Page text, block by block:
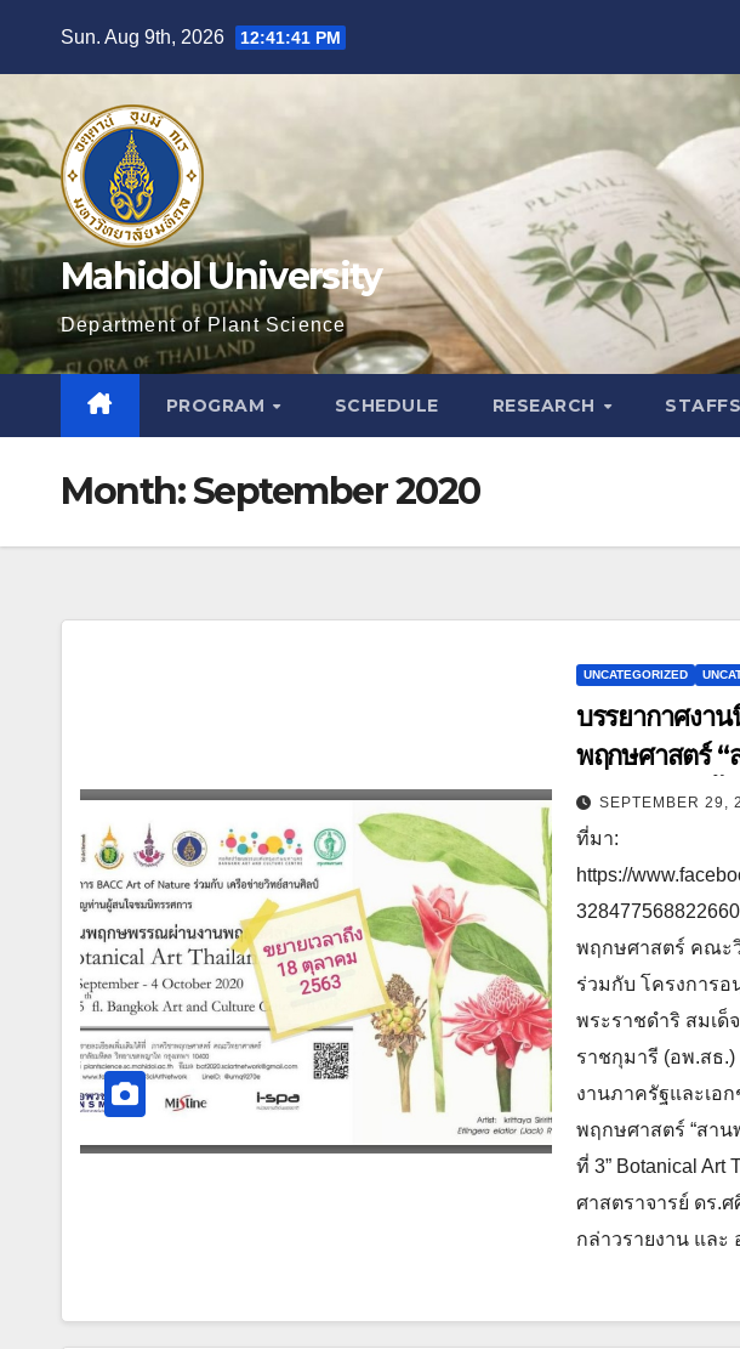
Sun. Aug 9th, 2026 12:41:42 PM
Mahidol University
Department of Plant Science
PROGRAM SCHEDULE RESEARCH STAFFS
Month:September 2020
UNCATEGORIZED
บรรยากาศงา
พฤกษศาสตร์
พฤกษศิลป์ ครั้ง
SEPTEMBER 29,
ที่มา:
https://
พฤกษศาสตร์ คณะ
ร่วมกับ โครงการ
พระราชดำริ สมเด็
ราชกุมารี (อพ.สธ
งานภาครัฐและเอ
พฤกษศาสตร์ “สา
ที่ 3” Botanical Art
ศาสตราจารย์ ดร.
กล่าวรายงาน แล